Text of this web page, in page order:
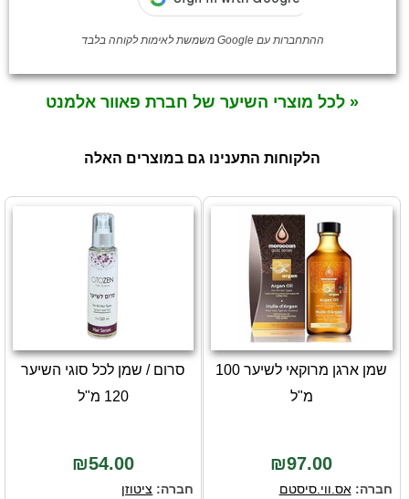
ההתחברות עם Google משמשת לאימות לקוחה בלבד
« לכל מוצרי השיער של חברת פאוור אלמנט
הלקוחות התענינו גם במוצרים האלה
שמן ארגן מרוקאי לשיער 100
מ"ל
₪97.00
חברה:אס.ווי.סיסטם
סרום / שמן לכל סוגי השיער
120 מ"ל
₪54.00
חברה: ציטוזן